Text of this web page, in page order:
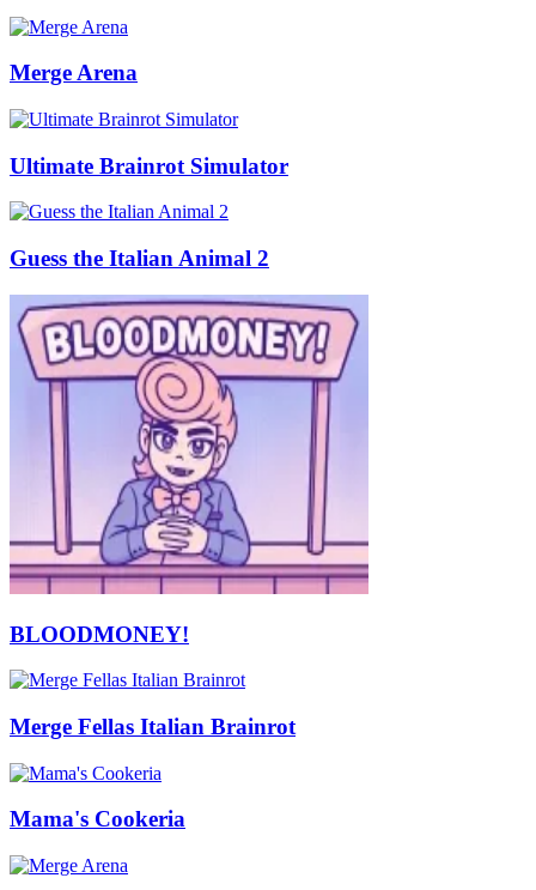
Merge Arena
Ultimate Brainrot Simulator
Guess the Italian Animal 2
BLOODMONEY!
Merge Fellas Italian Brainrot
Mama's Cookeria